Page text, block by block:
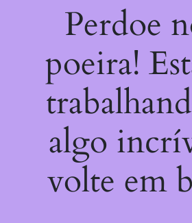
Perdoe
poeira!
algo
volte em